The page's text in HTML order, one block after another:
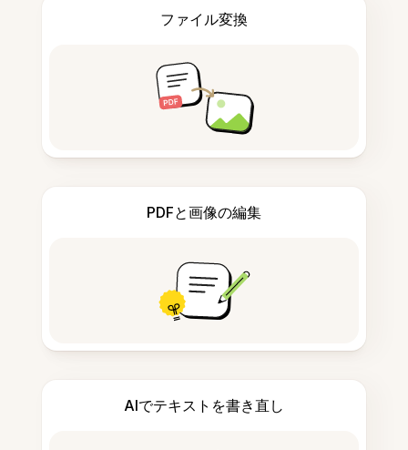
ファイル変換
PDFと画像の編集
AIでテキストを書き直し